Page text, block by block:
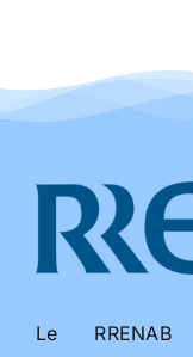
Le